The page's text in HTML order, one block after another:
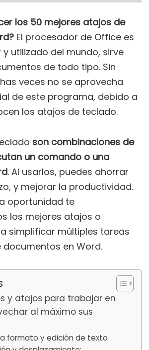
los 50 mejores atajos de
El procesador de Office es
utilizado del mundo, sirve
de todo tipo. Sin
veces no se aprovecha
de este programa, debido a
los atajos de teclado.
son combinaciones de
un comando o una
. Al usarlos, puedes ahorrar
y mejorar la productividad.
oportunidad te
los mejores atajos o
simplificar múltiples tareas
en Word.
y atajos para trabajar en
al máximo sus
formato y edición de texto